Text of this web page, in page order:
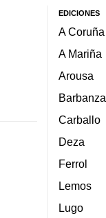
EDICIONES
A Coruña
A Mariña
Arousa
Barbanza
Carballo
Deza
Ferrol
Lemos
Lugo